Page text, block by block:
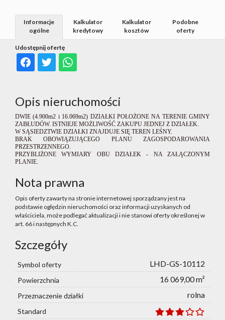
Udostępnij ofertę
Informacje
ogólne
Kalkulator
kredytowy
Kalkulator
kosztów
Podobne
oferty
Opis nieruchomości
DWIE (4.900m2 i 16.069m2) DZIAŁKI POŁOŻONE NA TERENIE GMINY
ZABŁUDÓW. ISTNIEJE MOŻLIWOŚĆ ZAKUPU JEDNEJ Z DZIAŁEK.
W SĄSIEDZTWIE DZIAŁKI ZNAJDUJE SIĘ TEREN LEŚNY.
BRAK OBOWIĄZUJĄCEGO PLANU ZAGOSPODAROWANIA
PRZESTRZENNEGO.
PRZYBLIŻONE WYMIARY OBU DZIAŁEK - NA ZAŁĄCZONYM
PLANIE.
Nota prawna
Opis oferty zawarty na stronie internetowej sporządzany jest na
podstawie oględzin nieruchomości oraz informacji uzyskanych od
właściciela, może podlegać aktualizacji i nie stanowi oferty określonej w
art. 66 i następnych K.C.
Szczegóły
Symbol oferty LHD-GS-10112
Powierzchnia 16 069,00 m²
Przeznaczenie działki rolna
Standard